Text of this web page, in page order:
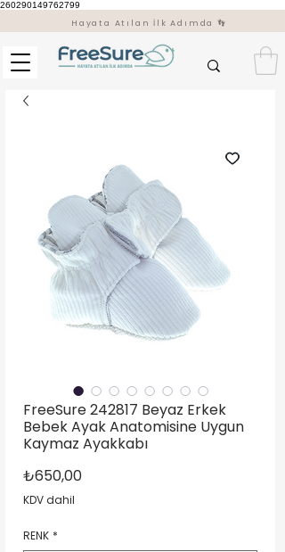
260290149762799
Hayata Atılan İlk Adımda 👣
FreeSure 242817 Beyaz Erkek
Bebek Ayak Anatomisine Uygun
Kaymaz Ayakkabı
₺650,00Fiyat
KDV dahil
RENK *